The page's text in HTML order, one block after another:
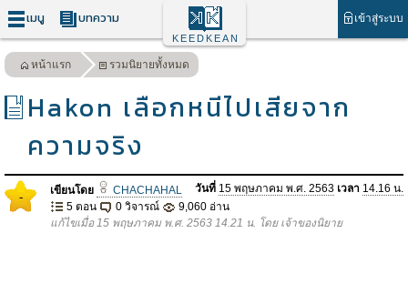
เมนู บทความ เข้าสู่ระบบ
KEEDKEAN
หน้าแรก รวมนิยายทั้งหมด
Hakon เลือกหนีไปเสียจาก
ความจริง
- เขียนโดย CHACHAHAL วันที่ 15 พฤษภาคม พ.ศ. 2563 เวลา 14.16 น.
5 ตอน
0 วิจารณ์
9,060 อ่าน
แก้ไขเมื่อ 15 พฤษภาคม พ.ศ. 2563 14.21 น. โดย เจ้าของนิยาย